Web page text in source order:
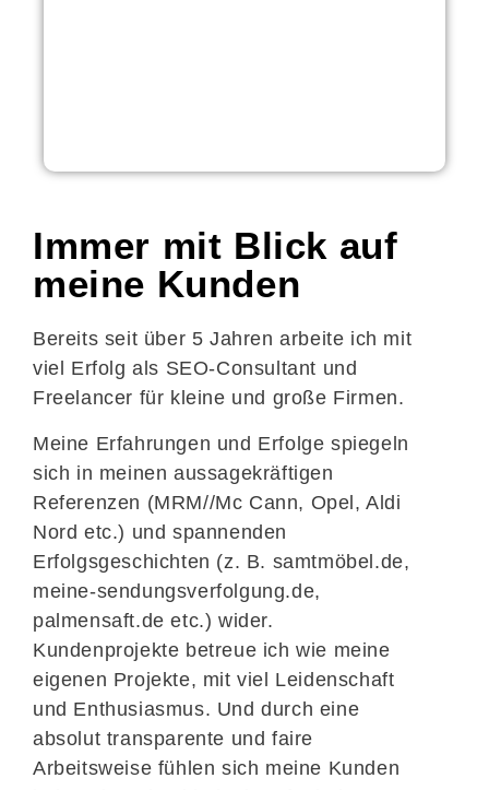
Immer mit Blick auf
meine Kunden
Bereits seit über 5 Jahren arbeite ich mit
viel Erfolg als SEO-Consultant und
Freelancer für kleine und große Firmen.
Meine Erfahrungen und Erfolge spiegeln
sich in meinen aussagekräftigen
Referenzen (MRM//Mc Cann, Opel, Aldi
Nord etc.) und spannenden
Erfolgsgeschichten (z. B. samtmöbel.de,
meine-sendungsverfolgung.de,
palmensaft.de etc.) wider.
Kundenprojekte betreue ich wie meine
eigenen Projekte, mit viel Leidenschaft
und Enthusiasmus. Und durch eine
absolut transparente und faire
Arbeitsweise fühlen sich meine Kunden